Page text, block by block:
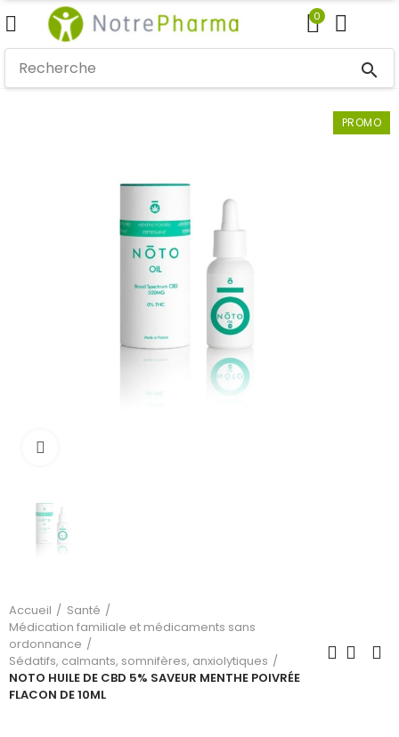
0
search
PROMO
Accueil
Santé
Médication familiale et médicaments sans
ordonnance
Sédatifs, calmants, somnifères, anxiolytiques
NOTO HUILE DE CBD 5% SAVEUR MENTHE POIVRÉE
FLACON DE 10ML